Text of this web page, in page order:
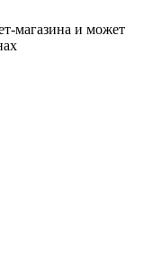
магазина и может